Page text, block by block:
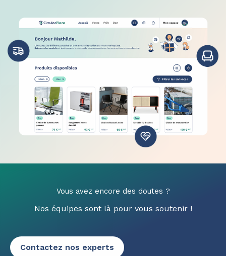
Vous avez encore des doutes ?
Nos équipes sont là pour vous soutenir !
Contactez nos experts